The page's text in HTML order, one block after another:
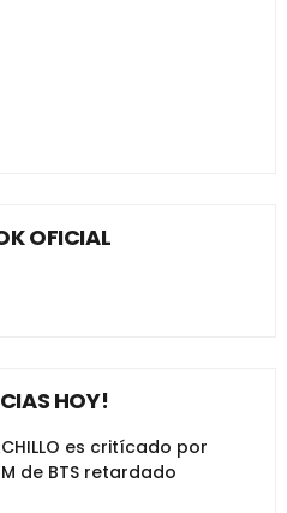
OFICIAL
HOY!
es critícado por
de BTS retardado